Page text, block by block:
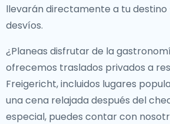
llevarán directamente a tu destino
desvíos.
¿Planeas disfrutar de la
ofrecemos traslados privados a
Freigericht, incluidos lugares
una cena relajada después del
especial, puedes contar con